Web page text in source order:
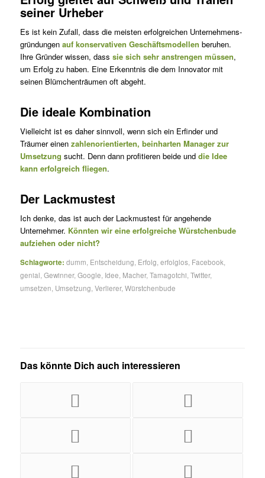
seiner Urheber
Es ist kein Zufall, dass die meisten erfolgreichen Unternehmens­
grün­dungen auf konservativen Geschäftsmodellen beruhen.
Ihre Gründer wissen, dass sie sich sehr anstrengen müssen,
um Erfolg zu haben. Eine Erkenntnis die dem Innovator mit
seinen Blümchenträumen oft abgeht.
Die ideale Kombination
Vielleicht ist es daher sinnvoll, wenn sich ein Erfinder und
Träumer einen zahlenorientierten, beinharten Manager zur
Umsetzung sucht. Denn dann profitieren beide und die Idee
kann erfolgreich fliegen.
Der Lackmustest
Ich denke, das ist auch der Lackmustest für angehende
Unternehmer. Könnten wir eine erfolgreiche Würstchenbude
aufziehen oder nicht?
Schlagworte: dumm Entscheidung Erfolg erfolglos, Facebook
genial Gewinner, Google Idee Macher, Tamagotchi Twitter,
umsetzen Umsetzung Verlierer, Würstchenbude
Das könnte Dich auch interessieren